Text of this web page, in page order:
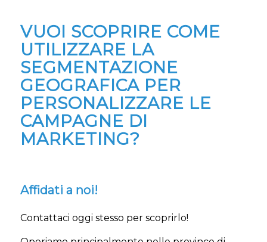
VUOI SCOPRIRE COME
UTILIZZARE LA
SEGMENTAZIONE
GEOGRAFICA PER
PERSONALIZZARE LE
CAMPAGNE DI
MARKETING?
Affidati a noi!
Contattaci oggi stesso per scoprirlo!